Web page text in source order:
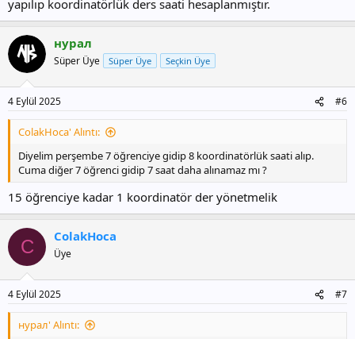
yapılıp koordinatörlük ders saati hesaplanmıştır.
нурал
Süper Üye Süper Üye Seçkin Üye
4 Eylül 2025 #6
ColakHoca' Alıntı:
Diyelim perşembe 7 öğrenciye gidip 8 koordinatörlük saati alıp.
Cuma diğer 7 öğrenci gidip 7 saat daha alınamaz mı ?
15 öğrenciye kadar 1 koordinatör der yönetmelik
C ColakHoca
Üye
4 Eylül 2025 #7
нурал' Alıntı: